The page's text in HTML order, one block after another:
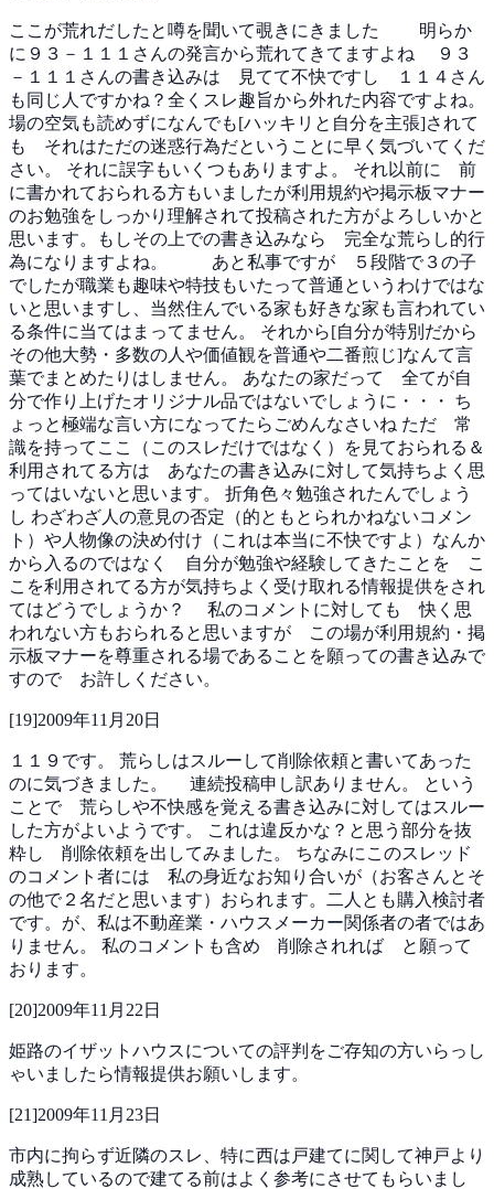
ここが荒れだしたと噂を聞いて覗きにきました
明らか
に９３－１１１さんの発言から荒れてきてますよね
９３
－１１１さんの書き込みは 見てて不快ですし １１４さん
も同じ人ですかね？全くスレ趣旨から外れた内容ですよね。
場の空気も読めずになんでも[ハッキリと自分を主張]されて
も それはただの迷惑行為だということに早く気づいてくだ
さい。 それに誤字もいくつもありますよ。 それ以前に 前
に書かれておられる方もいましたが利用規約や掲示板マナー
のお勉強をしっかり理解されて投稿された方がよろしいかと
思います。もしその上での書き込みなら 完全な荒らし的行
為になりますよね。
あと私事ですが ５段階で３の子
でしたが職業も趣味や特技もいたって普通というわけではな
いと思いますし、当然住んでいる家も好きな家も言われてい
る条件に当てはまってません。 それから[自分が特別だから
その他大勢・多数の人や価値観を普通や二番煎じ]なんて言
葉でまとめたりはしません。 あなたの家だって 全てが自
分で作り上げたオリジナル品ではないでしょうに・・・ ち
ょっと極端な言い方になってたらごめんなさいね ただ 常
識を持ってここ（このスレだけではなく）を見ておられる＆
利用されてる方は あなたの書き込みに対して気持ちよく思
ってはいないと思います。 折角色々勉強されたんでしょう
し わざわざ人の意見の否定（的ともとられかねないコメン
ト）や人物像の決め付け（これは本当に不快ですよ）なんか
から入るのではなく 自分が勉強や経験してきたことを こ
こを利用されてる方が気持ちよく受け取れる情報提供をされ
てはどうでしょうか？
私のコメントに対しても 快く思
われない方もおられると思いますが この場が利用規約・掲
示板マナーを尊重される場であることを願っての書き込みで
すので お許しください。
[19]2009年11月20日
１１９です。 荒らしはスルーして削除依頼と書いてあった
のに気づきました。
連続投稿申し訳ありません。
という
ことで 荒らしや不快感を覚える書き込みに対してはスルー
した方がよいようです。
これは違反かな？と思う部分を抜
粋し 削除依頼を出してみました。 ちなみにこのスレッド
のコメント者には 私の身近なお知り合いが（お客さんとそ
の他で２名だと思います）おられます。二人とも購入検討者
です。が、私は不動産業・ハウスメーカー関係者の者ではあ
りません。 私のコメントも含め 削除されれば と願って
おります。
[20]2009年11月22日
姫路のイザットハウスについての評判をご存知の方いらっし
ゃいましたら情報提供お願いします。
[21]2009年11月23日
市内に拘らず近隣のスレ、特に西は戸建てに関して神戸より
成熟しているので建てる前はよく参考にさせてもらいまし